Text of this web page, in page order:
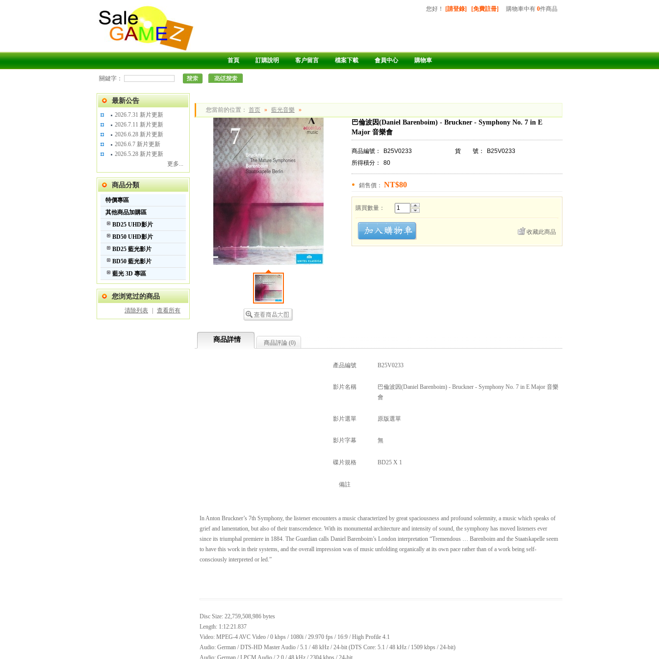
購物車中有 0件商品
您好 ！ [請登錄] [免費註冊]
首頁 訂購說明 客户留言 檔案下載 會員中心 購物車
關鍵字：
最新公告
2026.7.31 新片更新
2026.7.11 新片更新
2026.6.28 新片更新
2026.6.7 新片更新
2026.5.28 新片更新
更多...
商品分類
特價專區
其他商品加購區
BD25 UHD影片
BD50 UHD影片
BD25 藍光影片
BD50 藍光影片
藍光 3D 專區
您浏览过的商品
清除列表 查看所有
您當前的位置： 首页 » 藍光音樂 »
巴倫波因(Daniel Barenboim) - Bruckner - Symphony No. 7 in E
Major 音樂會
商品編號： B25V0233 貨 號：
B25V0233
所得積分：
80
銷售價： NT$80
購買數量：
收藏此商品
商品詳情 商品評論 (0)
產品編號 B25V0233
影片名稱
巴倫波因(Daniel Barenboim) - Bruckner - Symphony No. 7 in E Major 音樂
會
影片選單 原版選單
影片字幕 無
碟片規格 BD25 X 1
備註
In Anton Bruckner’s 7th Symphony, the listener encounters a music characterized by great spaciousness and profound solemnity, a music which speaks of
grief and lamentation, but also of their transcendence. With its monumental architecture and intensity of sound, the symphony has moved listeners ever
since its triumphal premiere in 1884. The Guardian calls Daniel Barenboim’s London interpretation “Tremendous … Barenboim and the Staatskapelle seem
to have this work in their systems, and the overall impression was of music unfolding organically at its own pace rather than of a work being self‐
consciously interpreted or led.”
Disc Size: 22,759,508,986 bytes
Length: 1:12:21.837
Video: MPEG-4 AVC Video / 0 kbps / 1080i / 29.970 fps / 16:9 / High Profile 4.1
Audio: German / DTS-HD Master Audio / 5.1 / 48 kHz / 24-bit (DTS Core: 5.1 / 48 kHz / 1509 kbps / 24-bit)
Audio: German / LPCM Audio / 2.0 / 48 kHz / 2304 kbps / 24-bit